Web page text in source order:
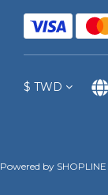
$ TWD
Powered by SHOPLINE